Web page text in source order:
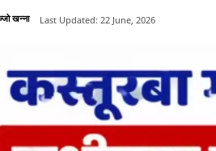
Airforce,
खन्ना Last Updated: 22 June, 2026